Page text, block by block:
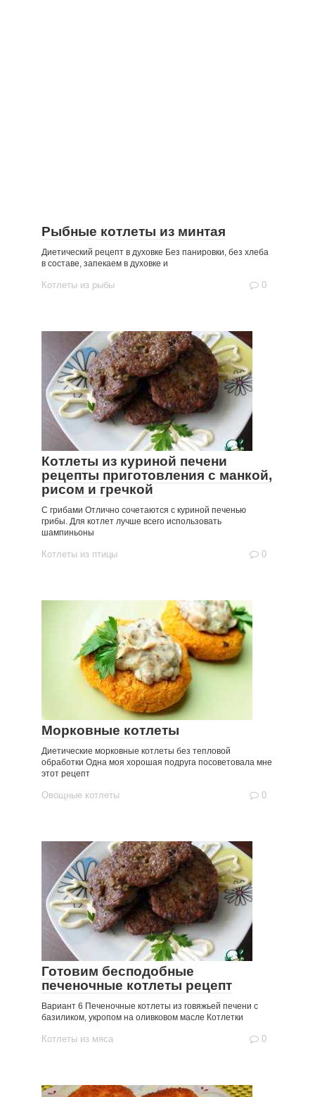
Рыбные котлеты из минтая
Диетический рецепт в духовке Без панировки, без хлеба
в составе, запекаем в духовке и
Котлеты из рыбы 0
Котлеты из куриной печени
рецепты приготовления с манкой,
рисом и гречкой
С грибами Отлично сочетаются с куриной печенью
грибы. Для котлет лучше всего использовать
шампиньоны
Котлеты из птицы 0
Морковные котлеты
Диетические морковные котлеты без тепловой
обработки Одна моя хорошая подруга посоветовала мне
этот рецепт
Овощные котлеты 0
Готовим бесподобные
печеночные котлеты рецепт
Вариант 6 Печеночные котлеты из говяжьей печени с
базиликом, укропом на оливковом масле Котлетки
Котлеты из мяса 0